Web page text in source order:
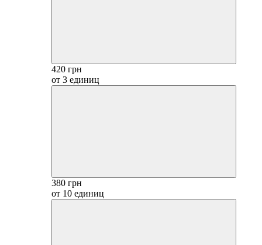
420 грн
от 3 единиц
380 грн
от 10 единиц